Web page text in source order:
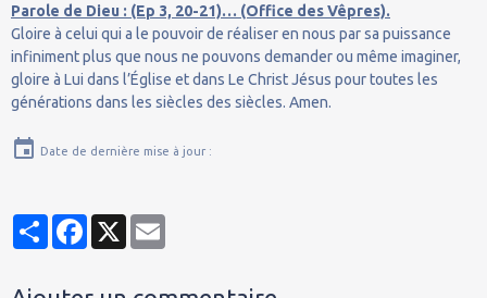
Parole de Dieu : (Ep 3, 20-21)… (Office des Vêpres).
Gloire à celui qui a le pouvoir de réaliser en nous par sa puissance
infiniment plus que nous ne pouvons demander ou même imaginer,
gloire à Lui dans l’Église et dans Le Christ Jésus pour toutes les
générations dans les siècles des siècles. Amen.
Date de dernière mise à jour :
PartagerFacebook
X